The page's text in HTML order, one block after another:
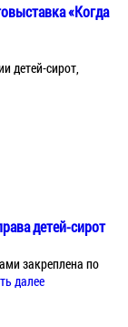
«Когда
детей-сирот,
детей-сирот
закреплена по
далее